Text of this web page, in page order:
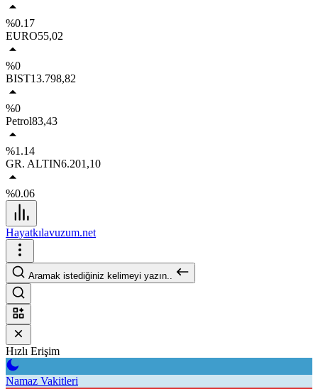
%0.17
EURO55,02
%0
BIST13.798,82
%0
Petrol83,43
%1.14
GR. ALTIN6.201,10
%0.06
Hayatkılavuzum.net
Aramak istediğiniz kelimeyi yazın..
Hızlı Erişim
Namaz Vakitleri